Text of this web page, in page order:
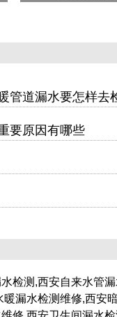
管道漏水要怎样去
要原因有哪些
检测,西安自来水管
漏水检测维修,西安